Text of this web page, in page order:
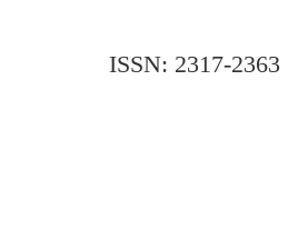
ISSN: 2317-2363